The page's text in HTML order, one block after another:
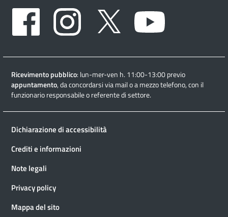
Facebook
Instagram Twitter
Ricevimento pubblico: lun-mer-ven h. 11:00-13:00 previo
appuntamento, da concordarsi via mail o a mezzo telefono, con il
funzionario responsabile o referente di settore.
Dichiarazione di accessibilità
Crediti e informazioni
Note legali
Privacy policy
Mappa del sito